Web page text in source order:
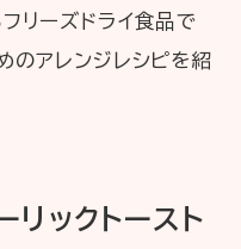
リーズドライ食品で
のアレンジレシピを紹
リックトースト